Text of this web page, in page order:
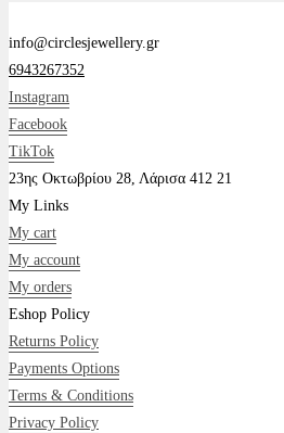
info@circlesjewellery.gr
6943267352
Instagram
Facebook
TikTok
23ης Οκτωβρίου 28, Λάρισα 412 21
My Links
My cart
My account
My orders
Eshop Policy
Returns Policy
Payments Options
Terms & Conditions
Privacy Policy